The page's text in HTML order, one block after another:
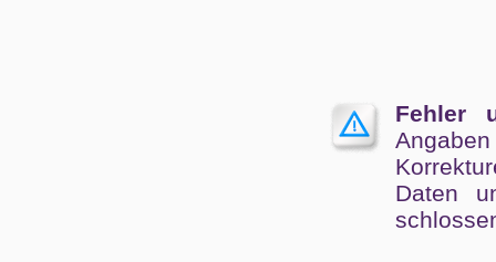
Fehler
Angaben
Da­ten